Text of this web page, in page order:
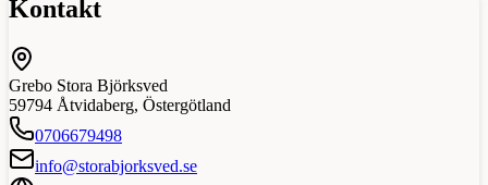
Kontakt
Grebo Stora Björksved
59794 Åtvidaberg, Östergötland
0706679498
info@storabjorksved.se